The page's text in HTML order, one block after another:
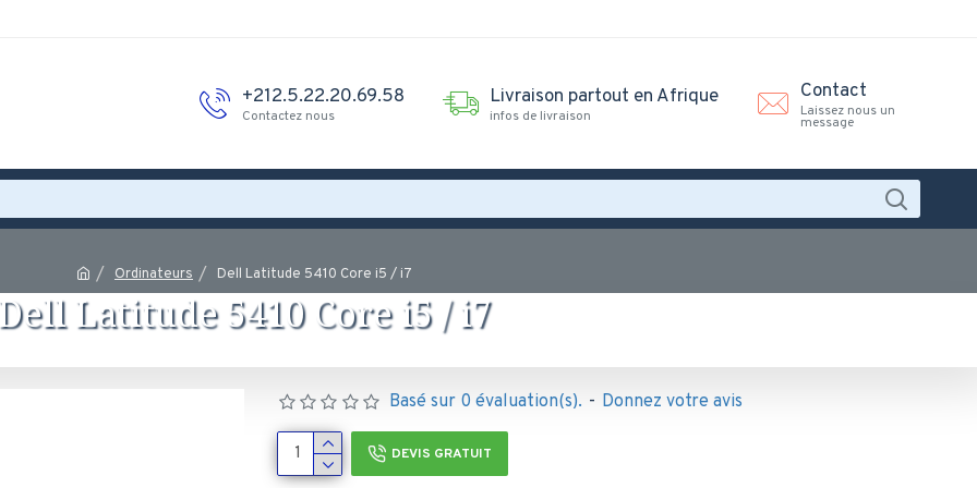
+212.5.22.20.69.58
Contactez nous
Livraison partout en Afrique
infos de livraison
Contact
Laissez nous un
message
Ordinateurs Dell Latitude 5410 Core i5 / i7
Latitude 5410 Core i5 / i7
Basé sur 0 évaluation(s). - Donnez votre avis
DEVIS GRATUIT